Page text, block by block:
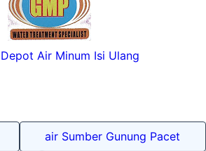
Air Minum Isi Ulang
air Sumber Gunung Pacet